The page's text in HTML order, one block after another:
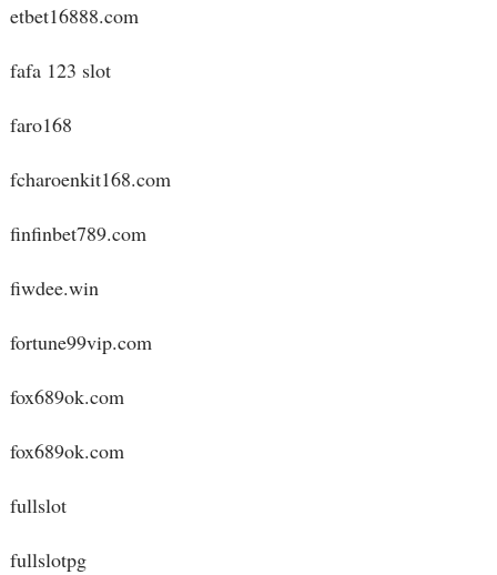
etbet16888.com
fafa 123 slot
faro168
fcharoenkit168.com
finfinbet789.com
fiwdee.win
fortune99vip.com
fox689ok.com
fox689ok.com
fullslot
fullslotpg